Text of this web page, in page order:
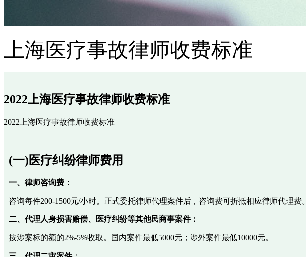
上海医疗事故律师收费标准
2022上海医疗事故律师收费标准
2022上海医疗事故律师收费标准
(一)医疗纠纷律师费用
一、律师咨询费：
咨询每件200-1500元/小时。正式委托律师代理案件后，咨询费可折抵相应律师代理费。
二、代理人身损害赔偿、医疗纠纷等其他民商事案件：
按涉案标的额的2%-5%收取。国内案件最低5000元；涉外案件最低10000元。